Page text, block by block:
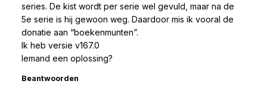
series. De kist wordt per serie wel gevuld, maar na de
5e serie is hij gewoon weg. Daardoor mis ik vooral de
donatie aan “boekenmunten”.
Ik heb versie v167.0
Iemand een oplossing?
Beantwoorden